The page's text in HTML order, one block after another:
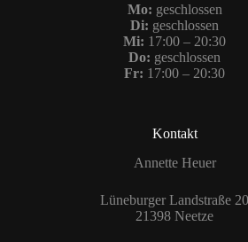
Mo: geschlossen
Di: geschlossen
Mi: 17:00 – 20:30
Do: geschlossen
Fr: 17:00 – 20:30
Kontakt
Annette Heuer
Lüneburger Landstraße 20
21398 Neetze